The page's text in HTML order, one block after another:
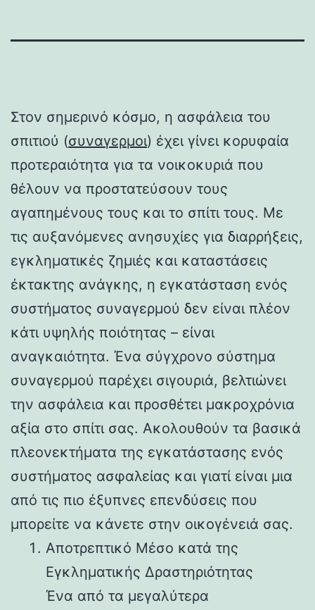
Στον σημερινό κόσμο, η ασφάλεια του
σπιτιού (συναγερμοι) έχει γίνει κορυφαία
προτεραιότητα για τα νοικοκυριά που
θέλουν να προστατεύσουν τους
αγαπημένους τους και το σπίτι τους. Με
τις αυξανόμενες ανησυχίες για διαρρήξεις,
εγκληματικές ζημιές και καταστάσεις
έκτακτης ανάγκης, η εγκατάσταση ενός
συστήματος συναγερμού δεν είναι πλέον
κάτι υψηλής ποιότητας – είναι
αναγκαιότητα. Ένα σύγχρονο σύστημα
συναγερμού παρέχει σιγουριά, βελτιώνει
την ασφάλεια και προσθέτει μακροχρόνια
αξία στο σπίτι σας. Ακολουθούν τα βασικά
πλεονεκτήματα της εγκατάστασης ενός
συστήματος ασφαλείας και γιατί είναι μια
από τις πιο έξυπνες επενδύσεις που
μπορείτε να κάνετε στην οικογένειά σας.
Αποτρεπτικό Μέσο κατά της
Εγκληματικής Δραστηριότητας
Ένα από τα μεγαλύτερα